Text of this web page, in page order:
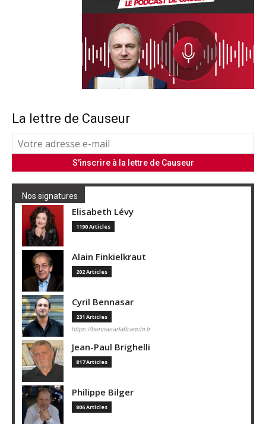
La lettre de Causeur
Nos signatures
Elisabeth Lévy
1190 Articles
Alain Finkielkraut
202 Articles
Cyril Bennasar
231 Articles
https://bennasarlaffranchi.fr
Jean-Paul Brighelli
817 Articles
Philippe Bilger
806 Articles